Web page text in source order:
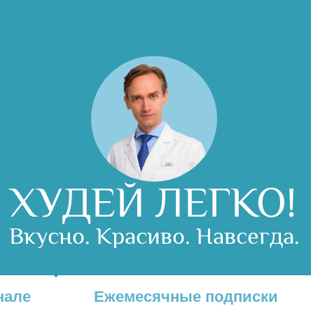
ХУДЕЙ ЛЕГКО!
Вкусно. Красиво. Навсегда.
Ежемесячные подписки